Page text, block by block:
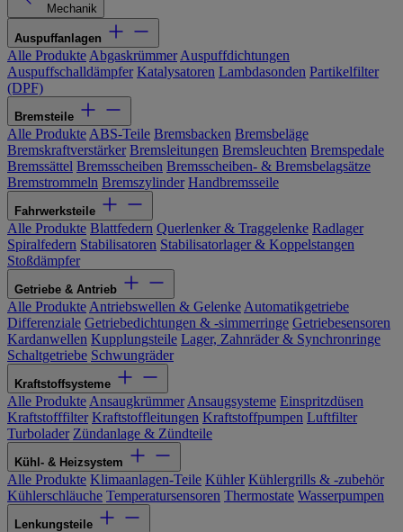
Mechanik
Auspuffanlagen
Alle Produkte Abgaskrümmer Auspuffdichtungen
Auspuffschalldämpfer Katalysatoren Lambdasonden Partikelfilter
(DPF)
Bremsteile
Alle Produkte ABS-Teile Bremsbacken Bremsbeläge
Bremskraftverstärker Bremsleitungen Bremsleuchten Bremspedale
Bremssättel Bremsscheiben Bremsscheiben- & Bremsbelagsätze
Bremstrommeln Bremszylinder Handbremsseile
Fahrwerksteile
Alle Produkte Blattfedern Querlenker & Traggelenke Radlager
Spiralfedern Stabilisatoren Stabilisatorlager & Koppelstangen
Stoßdämpfer
Getriebe & Antrieb
Alle Produkte Antriebswellen & Gelenke Automatikgetriebe
Differenziale Getriebedichtungen & -simmerringe Getriebesensoren
Kardanwellen Kupplungsteile Lager, Zahnräder & Synchronringe
Schaltgetriebe Schwungräder
Kraftstoffsysteme
Alle Produkte Ansaugkrümmer Ansaugsysteme Einspritzdüsen
Kraftstofffilter Kraftstoffleitungen Kraftstoffpumpen Luftfilter
Turbolader Zündanlage & Zündteile
Kühl- & Heizsystem
Alle Produkte Klimaanlagen-Teile Kühler Kühlergrills & -zubehör
Kühlerschläuche Temperatursensoren Thermostate Wasserpumpen
Lenkungsteile